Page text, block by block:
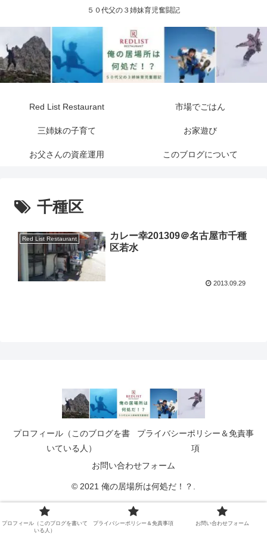
５０代父の３姉妹育児奮闘記
Red List Restaurant 市場でごはん
三姉妹の子育て お家遊び
お父さんの資産運用 このブログについて
千種区
Red List Restaurant
カレー幸201309＠名古屋市千種
区若水
2013.09.29
プロフィール（このブログを書
いている人）
プライバシーポリシー＆免責事
項
お問い合わせフォーム
© 2021 俺の居場所は何処だ！？.
プロフィール（このブログを書いて
いる人）
プライバシーポリシー＆免責事項 お問い合わせフォーム